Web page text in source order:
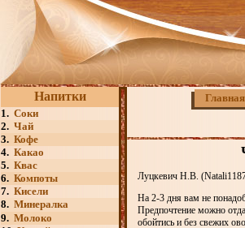
Напитки
1. Соки
2. Чай
3. Кофе
4. Какао
5. Квас
6. Компоты
7. Кисели
8. Минералка
9. Молоко
Главная
Луцкевич Н.В.
На 2-3 дня вам не
Предпочтение можно
обойтись и без свежих